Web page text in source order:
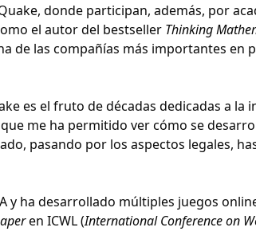
donde participan, además, por
el autor del bestseller Thinking
de las compañías más importantes en
es el fruto de décadas dedicadas a la
me ha permitido ver cómo se
pasando por los aspectos legales,
y ha desarrollado múltiples juegos
en ICWL (International Conference on